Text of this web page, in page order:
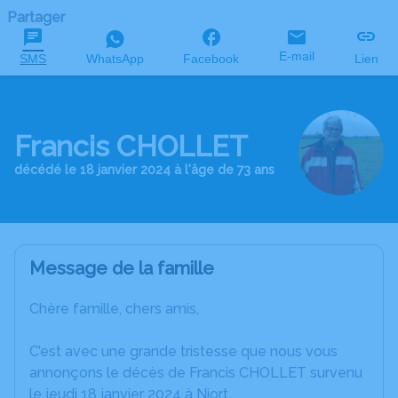
Partager
SMS WhatsApp Facebook E-mail Lien
Francis CHOLLET
décédé le 18 janvier 2024 à l'âge de 73 ans
Message de la famille
Chère famille, chers amis,
C’est avec une grande tristesse que nous vous
annonçons le décès de Francis CHOLLET survenu
le jeudi 18 janvier 2024 à Niort.